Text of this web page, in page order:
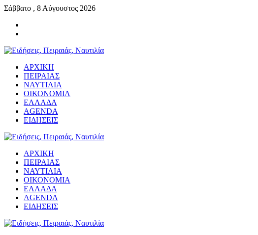
Σάββατο , 8 Αύγουστος 2026
ΑΡΧΙΚΗ
ΠΕΙΡΑΙΑΣ
ΝΑΥΤΙΛΙΑ
ΟΙΚΟΝΟΜΙΑ
ΕΛΛΑΔΑ
AGENDA
ΕΙΔΗΣΕΙΣ
ΑΡΧΙΚΗ
ΠΕΙΡΑΙΑΣ
ΝΑΥΤΙΛΙΑ
ΟΙΚΟΝΟΜΙΑ
ΕΛΛΑΔΑ
AGENDA
ΕΙΔΗΣΕΙΣ